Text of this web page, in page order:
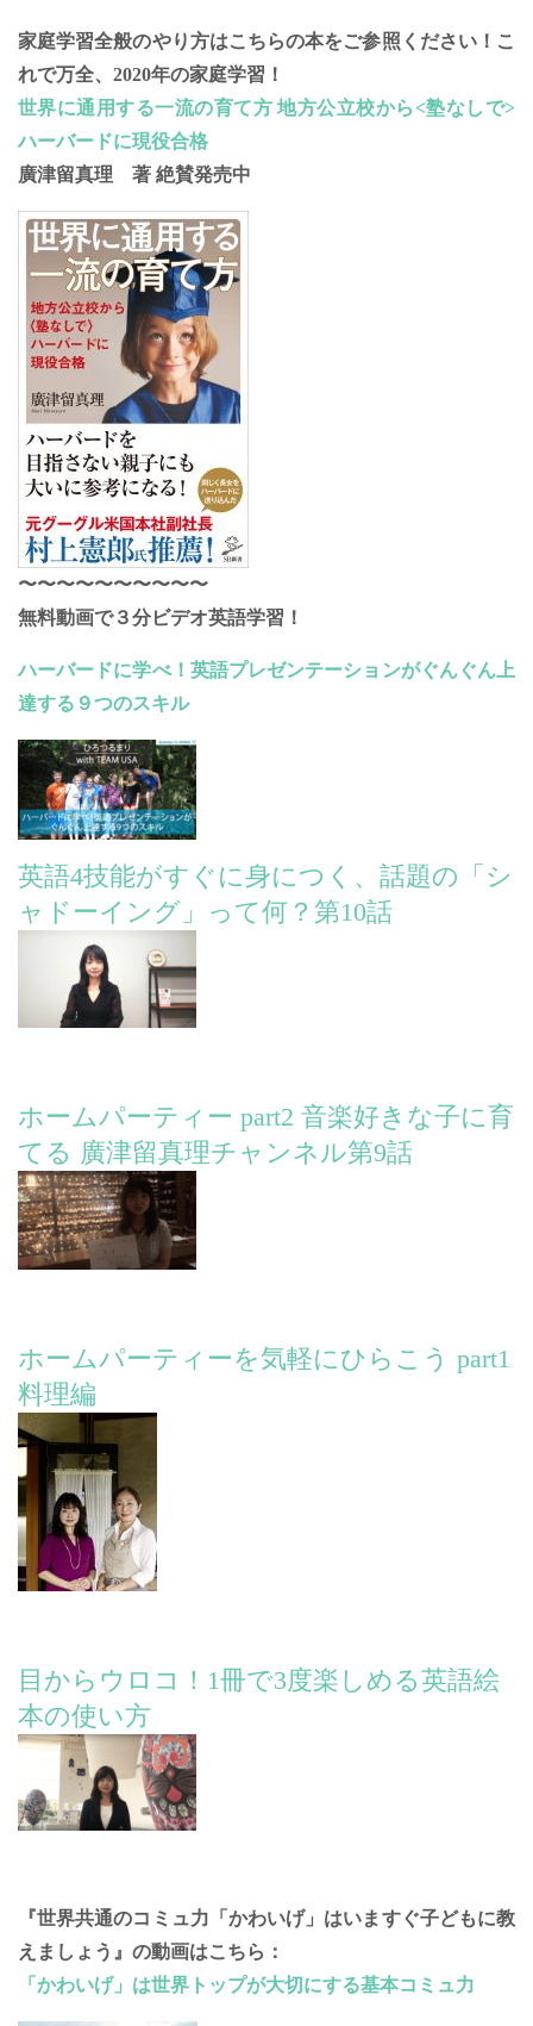
家庭学習全般のやり方はこちらの本をご参照ください！こ
れで万全、2020年の家庭学習！
世界に通用する一流の育て方 地方公立校から<塾なしで>
ハーバードに現役合格
廣津留真理 著 絶賛発売中
〜〜〜〜〜〜〜〜〜〜
無料動画で３分ビデオ英語学習！
ハーバードに学べ！英語プレゼンテーションがぐんぐん上
達する９つのスキル
英語4技能がすぐに身につく、話題の「シ
ャドーイング」って何？第10話
ホームパーティー part2 音楽好きな子に育
てる 廣津留真理チャンネル第9話
ホームパーティーを気軽にひらこう part1
料理編
目からウロコ！1冊で3度楽しめる英語絵
本の使い方
『世界共通のコミュ力「かわいげ」はいますぐ子どもに教
えましょう』の動画はこちら：
「かわいげ」は世界トップが大切にする基本コミュ力